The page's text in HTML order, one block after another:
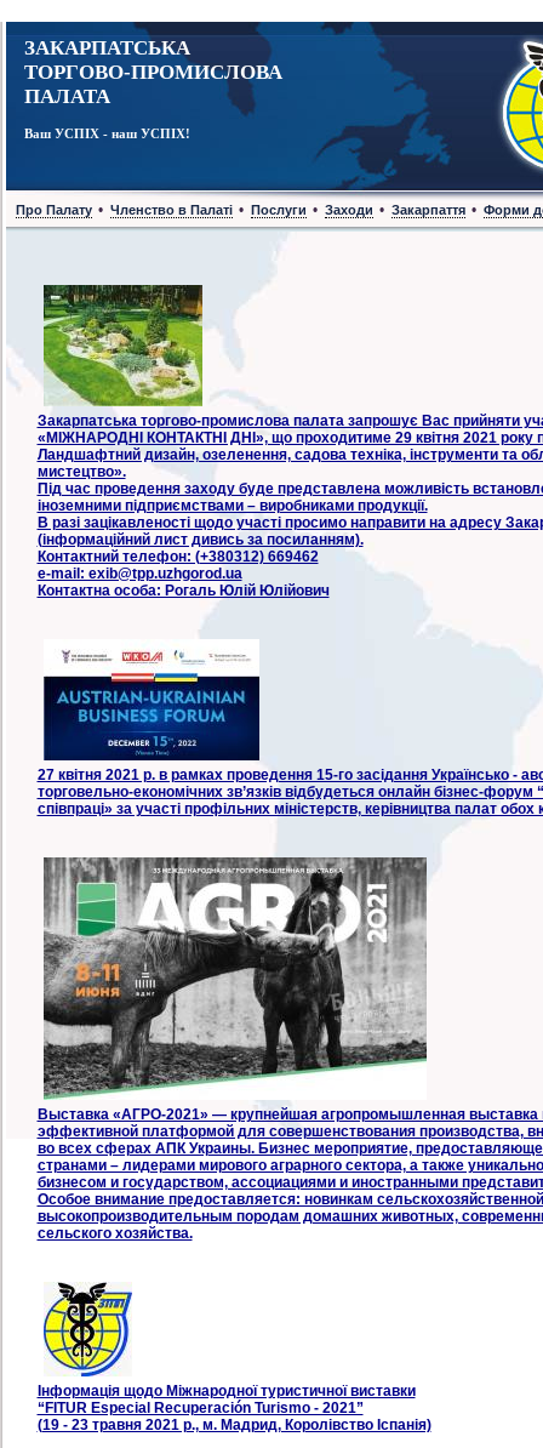
ЗАКАРПАТСЬКА
ТОРГОВО-ПРОМИСЛОВА
ПАЛАТА
Ваш УСПІХ - наш УСПІХ!
Про Палату • Членство в Палаті • Послуги • Заходи • Закарпаття • Форми
Закарпатська торгово-промислова палата запрошує Вас прийняти
«МІЖНАРОДНІ КОНТАКТНІ ДНІ», що проходитиме 29 квітня 2021 року
Ландшафтний дизайн, озеленення, садова техніка, інструменти та
мистецтво».
Під час проведення заходу буде представлена можливість
іноземними підприємствами – виробниками продукції.
В разі зацікавленості щодо участі просимо направити на адресу
(інформаційний лист дивись за посиланням).
Контактний телефон: (+380312) 669462
e-mail: exib@tpp.uzhgorod.ua
Контактна особа: Рогаль Юлій Юлійович
27 квітня 2021 р. в рамках проведення 15-го засідання Українсько -
торговельно-економічних зв’язків відбудеться онлайн бізнес-форум
співпраці» за участі профільних міністерств, керівництва палат обох
Выставка «АГРО-2021» — крупнейшая агропромышленная выставка
эффектив­ной платформой для совершенство­вания производства,
во всех сферах АПК Украины. Бизнес мероприятие,
странами – лидерами мирового аграрного сектора, а также
бизнесом и государством, ассоциациями и ино­странными
Особое внимание предоставляется: новинкам
высокопроизводительным породам домашних животных,
сельского хозяйства.
Інформація щодо Міжнародної туристичної виставки
“FITUR Especial Recuperación Turismo - 2021”
(19 - 23 травня 2021 р., м. Мадрид, Королівство Іспанія)